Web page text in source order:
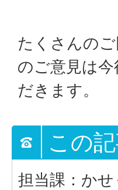
たくさんの
のご意見は
だきます。
この
担当課：か